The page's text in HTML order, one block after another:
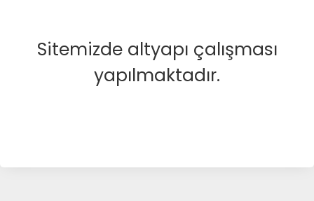
Sitemizde altyapı çalışması
yapılmaktadır.